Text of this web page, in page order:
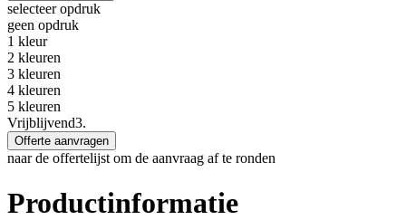
selecteer opdruk
geen opdruk
1 kleur
2 kleuren
3 kleuren
4 kleuren
5 kleuren
Vrijblijvend3.
Offerte aanvragen
naar de offertelijst om de aanvraag af te ronden
Productinformatie